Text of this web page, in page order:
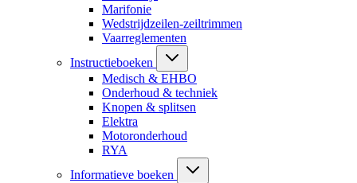
Marifonie
Wedstrijdzeilen-zeiltrimmen
Vaarreglementen
Instructieboeken
Medisch & EHBO
Onderhoud & techniek
Knopen & splitsen
Elektra
Motoronderhoud
RYA
Informatieve boeken